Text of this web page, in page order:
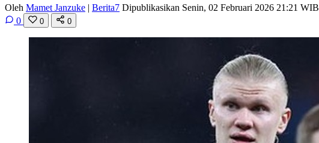
Oleh Mamet Janzuke | Berita7 Dipublikasikan Senin, 02 Februari 2026 21:21 WIB
0
0 0